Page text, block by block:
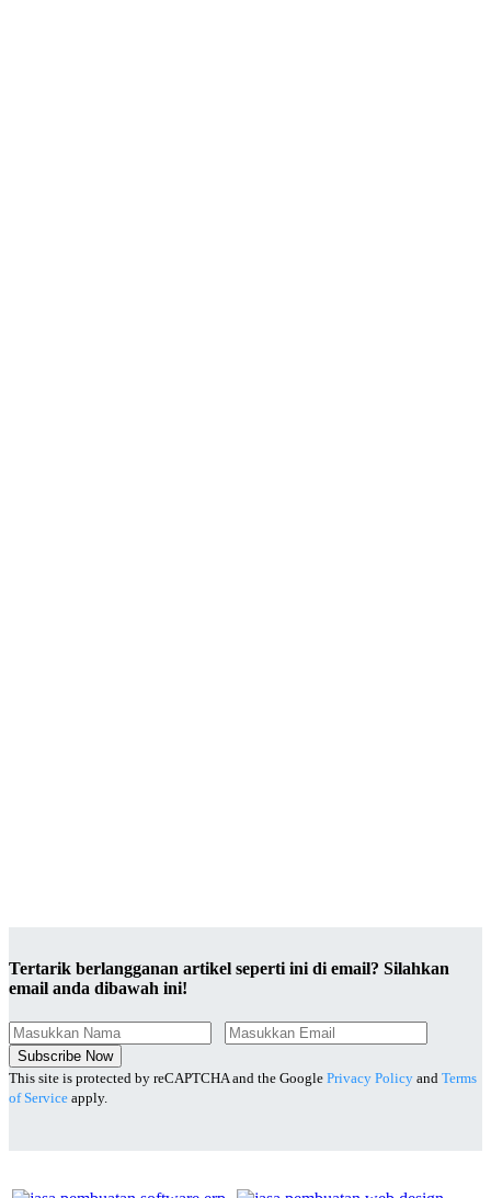
Tertarik berlangganan artikel seperti ini di email? Silahkan
email anda dibawah ini!
Subscribe Now
This site is protected by reCAPTCHA and the Google Privacy Policy and Terms
of Service apply.